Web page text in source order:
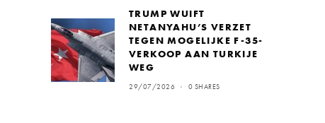
TRUMP WUIFT
NETANYAHU’S VERZET
TEGEN MOGELIJKE F-35-
VERKOOP AAN TURKIJE
WEG
29/07/2026 0 SHARES